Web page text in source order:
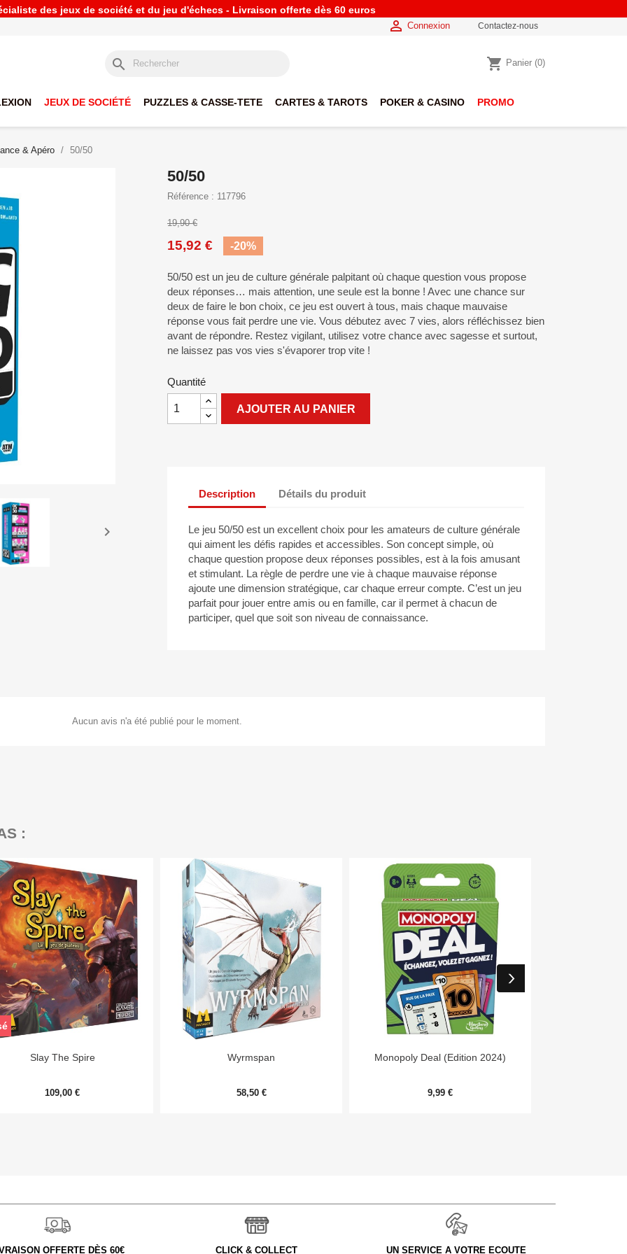
des jeux de société et du jeu d'échecs - Livraison offerte dès 60 euros
 Connexion Contactez-nous
search shopping_cart Panier (0)
JEUX DE SOCIÉTÉ PUZZLES & CASSE-TETE CARTES & TAROTS POKER & CASINO PROMO
& Apéro 50/50

50/50
Référence : 117796
19,90 €
15,92 € -20%
50/50 est un jeu de culture générale palpitant où chaque question vous propose
deux réponses… mais attention, une seule est la bonne ! Avec une chance sur
deux de faire le bon choix, ce jeu est ouvert à tous, mais chaque mauvaise
réponse vous fait perdre une vie. Vous débutez avec 7 vies, alors réfléchissez bien
avant de répondre. Restez vigilant, utilisez votre chance avec sagesse et surtout,
ne laissez pas vos vies s'évaporer trop vite !
Quantité
AJOUTER AU PANIER
Description Détails du produit
Le jeu 50/50 est un excellent choix pour les amateurs de culture générale
qui aiment les défis rapides et accessibles. Son concept simple, où
chaque question propose deux réponses possibles, est à la fois amusant
et stimulant. La règle de perdre une vie à chaque mauvaise réponse
ajoute une dimension stratégique, car chaque erreur compte. C’est un jeu
parfait pour jouer entre amis ou en famille, car il permet à chacun de
participer, quel que soit son niveau de connaissance.
Aucun avis n'a été publié pour le moment.
:
Aperçu rapide
Slay The Spire
109,00 €
Aperçu rapide
Wyrmspan
58,50 €
Aperçu rapide
Monopoly Deal (Edition 2024)
9,99 €
OFFERTE DÈS 60€ CLICK & COLLECT UN SERVICE A VOTRE ECOUTE